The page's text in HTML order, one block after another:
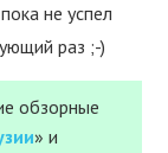
не успел
раз ;-)
обзорные
» и